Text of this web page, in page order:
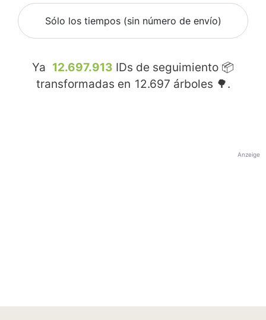
Sólo los tiempos (sin número de envío)
Ya 12.697.913 IDs de seguimiento 📦
transformadas en 12.697 árboles 🌳.
Anzeige